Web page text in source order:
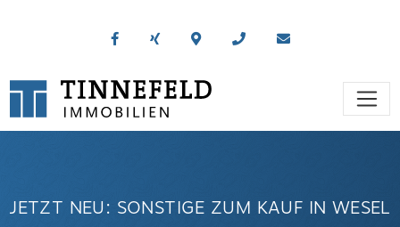
JETZT NEU: SONSTIGE ZUM KAUF IN WESEL